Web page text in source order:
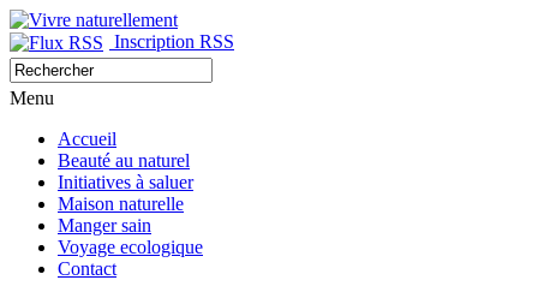
Inscription RSS
Menu
Accueil
Beauté au naturel
Initiatives à saluer
Maison naturelle
Manger sain
Voyage ecologique
Contact